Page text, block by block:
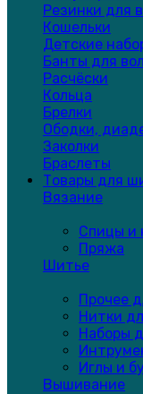
Резинки для
Кошельки
Детские
Банты для
Расчёски
Кольца
Брелки
Ободки,
Заколки
Браслеты
Товары для
Вязание
Спицы и
Пряжа
Шитье
Прочее
Нитки
Наборы
Иглы и
Вышивание